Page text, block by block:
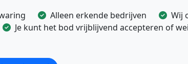
Alleen erkende bedrijven
Wij
Je kunt het bod vrijblijvend accepteren of